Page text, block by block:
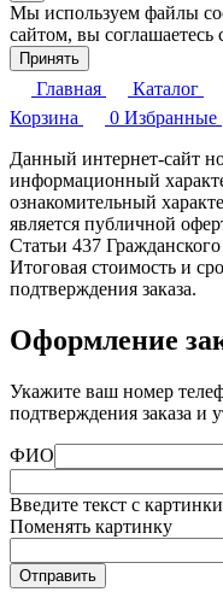
Мы используем файлы
сайтом, вы соглашаетесь
Принять
Главная Каталог
Корзина
0 Избранные
Данный интернет-сайт
информационный
ознакомительный
является публичной
Статьи 437
Итоговая стоимость и
подтверждения заказа.
Оформление
Укажите ваш номер
подтверждения заказа и
ФИО
Введите текст с картинки
Поменять картинку
Отправить